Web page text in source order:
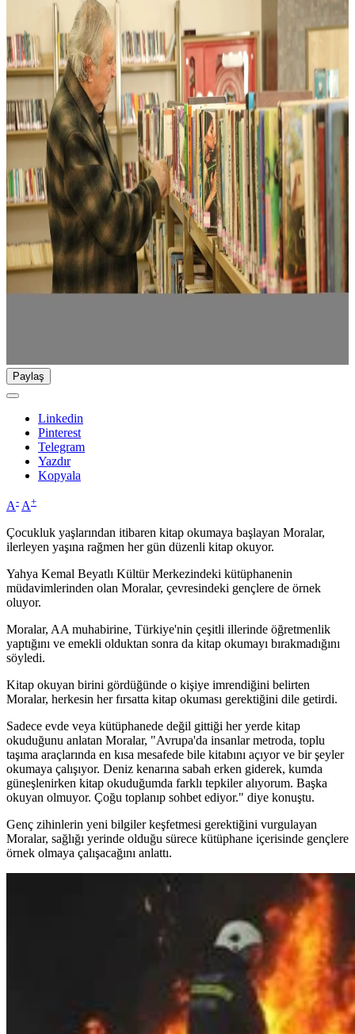
Paylaş
Linkedin
Pinterest
Telegram
Yazdır
Kopyala
A- A+
Çocukluk yaşlarından itibaren kitap okumaya başlayan Moralar,
ilerleyen yaşına rağmen her gün düzenli kitap okuyor.
Yahya Kemal Beyatlı Kültür Merkezindeki kütüphanenin
müdavimlerinden olan Moralar, çevresindeki gençlere de örnek
oluyor.
Moralar, AA muhabirine, Türkiye'nin çeşitli illerinde öğretmenlik
yaptığını ve emekli olduktan sonra da kitap okumayı bırakmadığını
söyledi.
Kitap okuyan birini gördüğünde o kişiye imrendiğini belirten
Moralar, herkesin her fırsatta kitap okuması gerektiğini dile getirdi.
Sadece evde veya kütüphanede değil gittiği her yerde kitap
okuduğunu anlatan Moralar, "Avrupa'da insanlar metroda, toplu
taşıma araçlarında en kısa mesafede bile kitabını açıyor ve bir şeyler
okumaya çalışıyor. Deniz kenarına sabah erken giderek, kumda
güneşlenirken kitap okuduğumda farklı tepkiler alıyorum. Başka
okuyan olmuyor. Çoğu toplanıp sohbet ediyor." diye konuştu.
Genç zihinlerin yeni bilgiler keşfetmesi gerektiğini vurgulayan
Moralar, sağlığı yerinde olduğu sürece kütüphane içerisinde gençlere
örnek olmaya çalışacağını anlattı.